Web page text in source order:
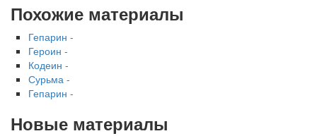
Похожие материалы
Гепарин -
Героин -
Кодеин -
Сурьма -
Гепарин -
Новые материалы